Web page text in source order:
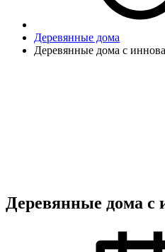
Деревянные дома
Деревянные дома с
Деревянные дома с